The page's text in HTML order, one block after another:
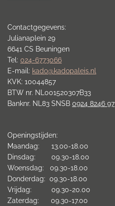
Contactgegevens:
Julianaplein 29
6641 CS Beuningen
Tel: 024-6773066
E-mail: kado@kadopaleis.nl
KVK: 10044857
BTW nr. NL001520307B33
Banknr. NL83 SNSB 0924 8246 97
Openingstijden:
Maandag: 13.00-18.00
Dinsdag: 09.30-18.00
Woensdag: 09.30-18.00
Donderdag: 09.30-18.00
Vrijdag: 09.30-20.00
Zaterdag: 09.30-17.00